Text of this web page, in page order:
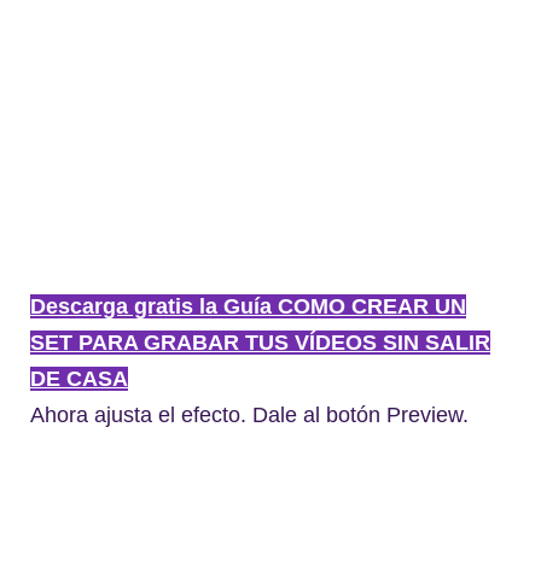
Descarga gratis la Guía COMO CREAR UN
SET PARA GRABAR TUS VÍDEOS SIN SALIR
DE CASA
Ahora ajusta el efecto. Dale al botón Preview.